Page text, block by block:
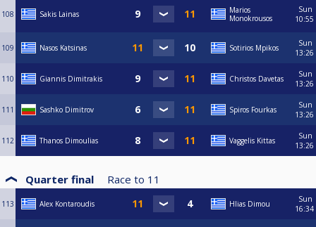
108 Sakis Lainas
Marios
Monokrousos
Sun
10:55
109 Nasos Katsinas Sotirios Mpikos
Sun
13:26
110 Giannis Dimitrakis Christos Davetas
Sun
13:26
111 Sashko Dimitrov Spiros Fourkas
Sun
13:26
112 Thanos Dimoulias Vaggelis Kittas
Sun
13:26
Quarter final Race to 11
113 Alex Kontaroudis Hlias Dimou
Sun
16:34